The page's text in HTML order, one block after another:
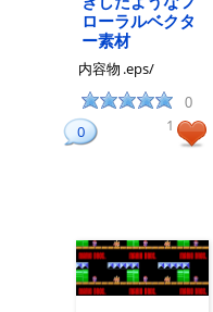
ローラルベクタ
ー素材
内容物 .eps/
0
0 1